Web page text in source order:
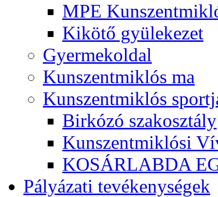
MPE
Kikötő gyülekezet
Gyermekoldal
Kunszentmiklós ma
Kunszentmiklós
Birkózó szakosztály
Kunszentmiklósi
KOSÁRLABDA
Pályázati tevékenységek